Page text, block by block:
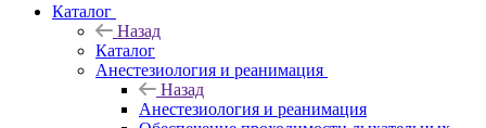
Каталог
Назад
Каталог
Анестезиология и реанимация
Назад
Анестезиология и реанимация